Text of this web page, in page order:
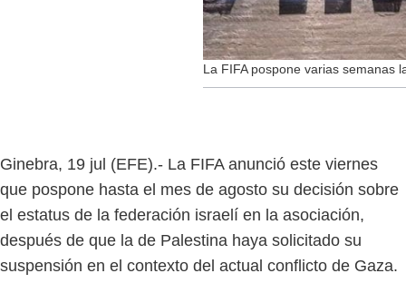
La FIFA pospone varias semanas
Ginebra, 19 jul (EFE).- La FIFA anunció este viernes
que pospone hasta el mes de agosto su decisión sobre
el estatus de la federación israelí en la asociación,
después de que la de Palestina haya solicitado su
suspensión en el contexto del actual conflicto de Gaza.